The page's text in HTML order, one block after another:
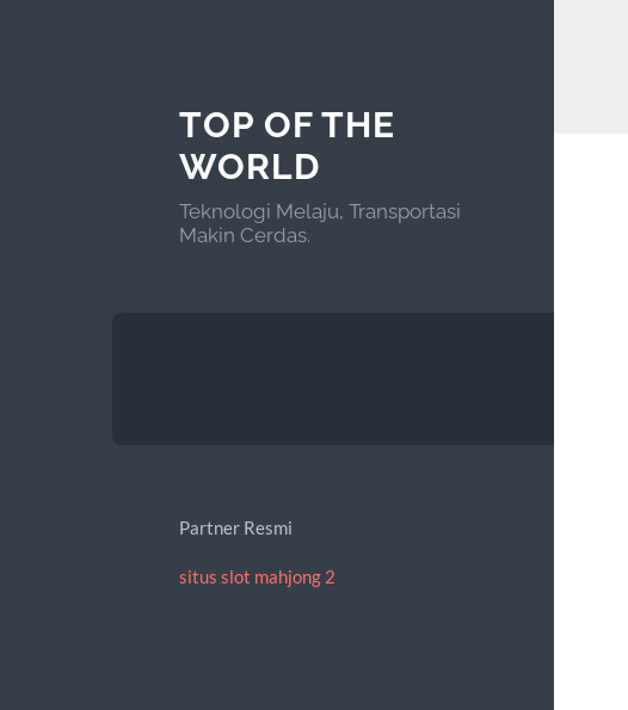
TOP OF THE
WORLD
Teknologi Melaju, Transportasi
Makin Cerdas.
Partner Resmi
situs slot mahjong 2